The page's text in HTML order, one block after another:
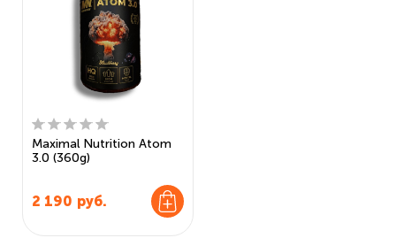
Maximal Nutrition Atom
3.0 (360g)
2 190 руб.